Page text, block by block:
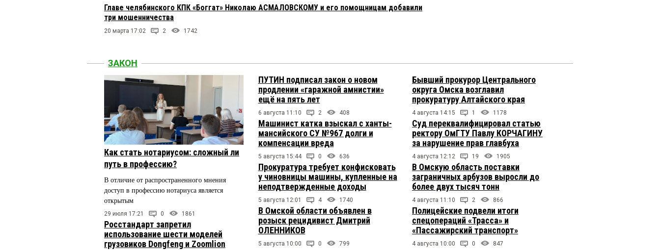
Главе челябинского КПК «Боггат» Николаю АСМАЛОВСКОМУ и его помощницам добавили
три мошенничества
20 марта 17:02 2 1742
ЗАКОН
Как стать нотариусом: сложный ли
путь в профессию?
В отличие от распространенного мнения
доступ в профессию нотариуса является
открытым
29 июля 17:21 0 1861
Росстандарт запретил
использование шести моделей
грузовиков Dongfeng и Zoomlion
ПУТИН подписал закон о новом
продлении «гаражной амнистии»
ещё на пять лет
6 августа 11:10 2 408
Машинист катка взыскал с ханты-
мансийского СУ №967 долги и
компенсации вреда
5 августа 15:44 0 636
Прокуратура требует конфисковать
у чиновницы машины, купленные на
неподтвержденные доходы
5 августа 12:01 4 1740
В Омской области объявлен в
розыск рецидивист Дмитрий
ОЛЕННИКОВ
5 августа 10:00 0 799
Бывший прокурор Центрального
округа Омска возглавил
прокуратуру Алтайского края
4 августа 14:15 1 1178
Суд переквалифицировал статью
ректору ОмГТУ Павлу КОРЧАГИНУ
за нарушение прав главбуха
4 августа 12:12 19 1905
В Омскую область поставки
заграничных арбузов выросли до
более двух тысяч тонн
4 августа 11:10 2 866
Полицейские подвели итоги
спецопераций «Трасса» и
«Пассажирский транспорт»
4 августа 10:00 0 847